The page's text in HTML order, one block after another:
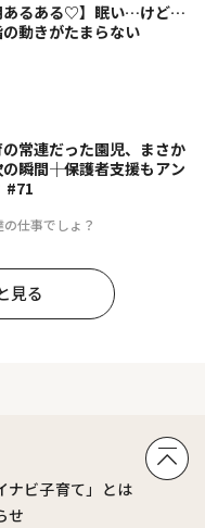
あるある♡】眠い…けど…
動きがたまらない
仕事でしょ？
の常連だった園児、まさか
瞬間――｜保護者支援もアン
#71
見る
ナビ子育て」とは
せ